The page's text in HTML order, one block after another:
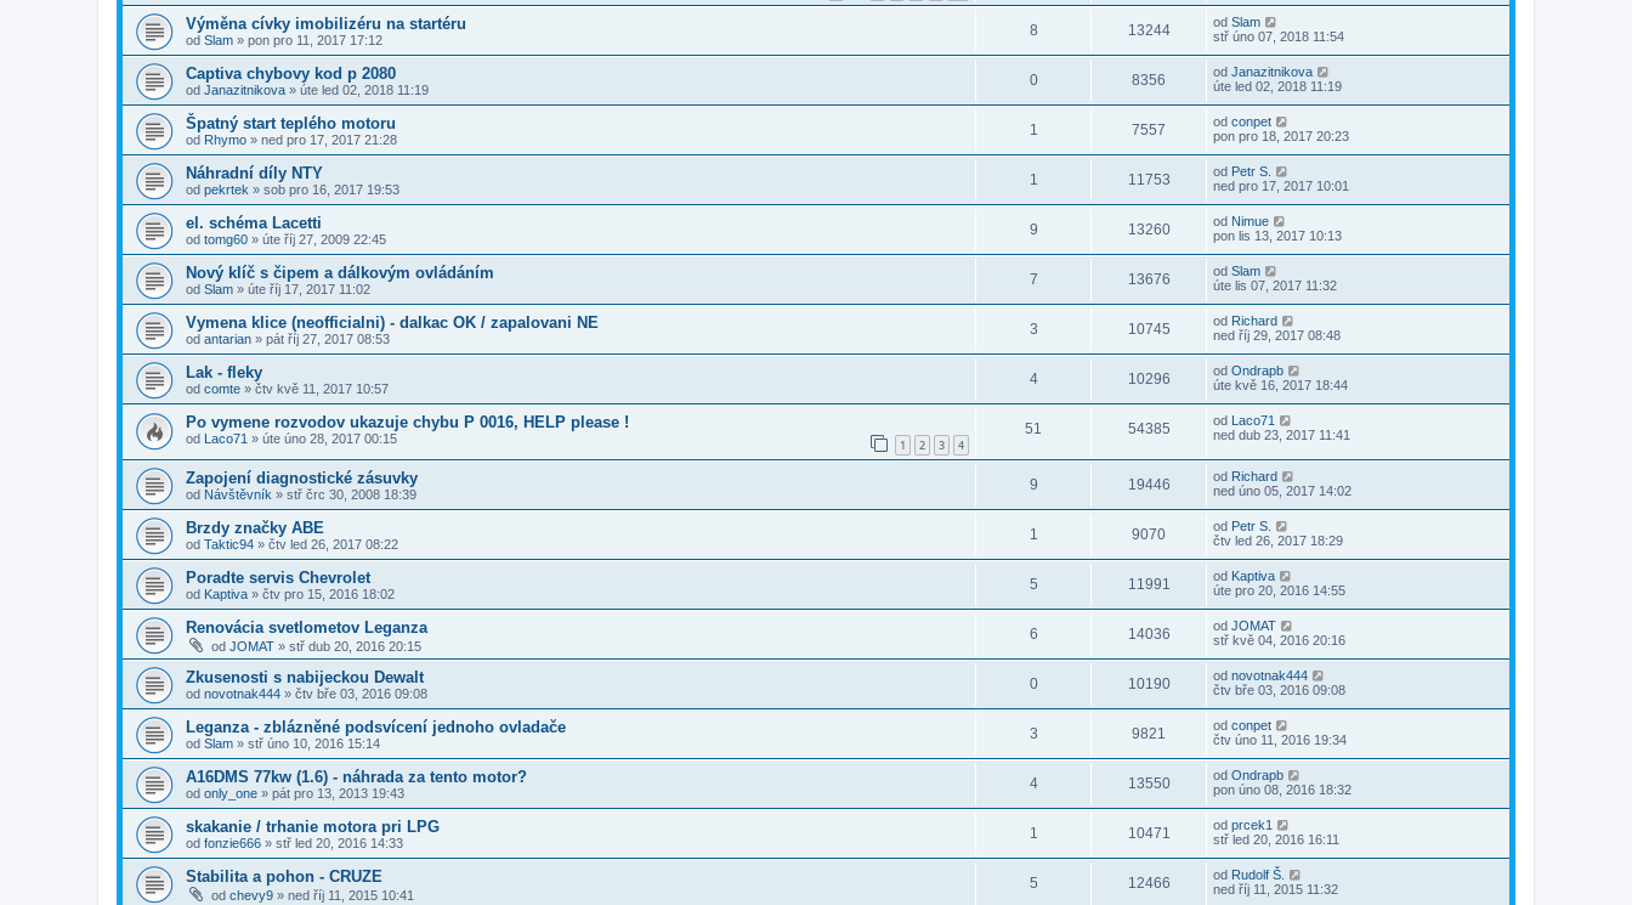
Výměna cívky imobilizéru na startéru
od Slam » pon pro 11, 2017 17:12
8 13244 od Slam
stř úno 07, 2018 11:54
Captiva chybovy kod p 2080
od Janazitnikova » úte led 02, 2018 11:19
0 8356 od Janazitnikova
úte led 02, 2018 11:19
Špatný start teplého motoru
od Rhymo » ned pro 17, 2017 21:28
1 7557 od conpet
pon pro 18, 2017 20:23
Náhradní díly NTY
od pekrtek » sob pro 16, 2017 19:53
1 11753 od Petr S.
ned pro 17, 2017 10:01
el. schéma Lacetti
od tomg60 » úte říj 27, 2009 22:45
9 13260 od Nimue
pon lis 13, 2017 10:13
Nový klíč s čipem a dálkovým ovládáním
od Slam » úte říj 17, 2017 11:02
7 13676 od Slam
úte lis 07, 2017 11:32
Vymena klice (neofficialni) - dalkac OK / zapalovani NE
od antarian » pát říj 27, 2017 08:53
3 10745 od Richard
ned říj 29, 2017 08:48
Lak - fleky
od comte » čtv kvě 11, 2017 10:57
4 10296 od Ondrapb
úte kvě 16, 2017 18:44
Po vymene rozvodov ukazuje chybu P 0016, HELP please !
od Laco71 » úte úno 28, 2017 00:15 1 2 3 4
51 54385 od Laco71
ned dub 23, 2017 11:41
Zapojení diagnostické zásuvky
od Návštěvník » stř črc 30, 2008 18:39
9 19446 od Richard
ned úno 05, 2017 14:02
Brzdy značky ABE
od Taktic94 » čtv led 26, 2017 08:22
1 9070 od Petr S.
čtv led 26, 2017 18:29
Poradte servis Chevrolet
od Kaptiva » čtv pro 15, 2016 18:02
5 11991 od Kaptiva
úte pro 20, 2016 14:55
Renovácia svetlometov Leganza
od JOMAT » stř dub 20, 2016 20:15
6 14036 od JOMAT
stř kvě 04, 2016 20:16
Zkusenosti s nabijeckou Dewalt
od novotnak444 » čtv bře 03, 2016 09:08
0 10190 od novotnak444
čtv bře 03, 2016 09:08
Leganza - zblázněné podsvícení jednoho ovladače
od Slam » stř úno 10, 2016 15:14
3 9821 od conpet
čtv úno 11, 2016 19:34
A16DMS 77kw (1.6) - náhrada za tento motor?
od only_one » pát pro 13, 2013 19:43
4 13550 od Ondrapb
pon úno 08, 2016 18:32
skakanie / trhanie motora pri LPG
od fonzie666 » stř led 20, 2016 14:33
1 10471 od prcek1
stř led 20, 2016 16:11
Stabilita a pohon - CRUZE
od chevy9 » ned říj 11, 2015 10:41
5 12466 od Rudolf Š.
ned říj 11, 2015 11:32